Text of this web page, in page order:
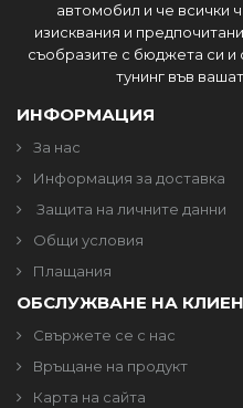
автомобил и че всички
изисквания и
съобразите с бюджета си и
тунинг във
ИНФОРМАЦИЯ
За нас
Информация за доставка
Защита на личните данни
Общи условия
Плащания
ОБСЛУЖВАНЕ НА
Свържете се с нас
Връщане на продукт
Карта на сайта